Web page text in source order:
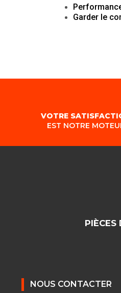
Garder le
VOTRE
EST NOTRE
PIÈCES
NOUS CONTACTER